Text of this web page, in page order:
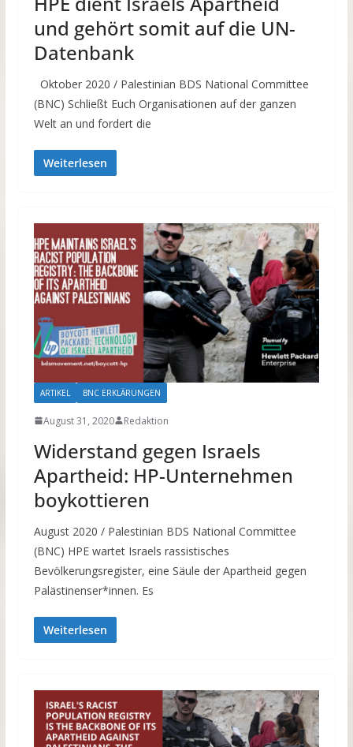
und gehört somit auf die UN-
Datenbank
Oktober 2020 / Palestinian BDS National Committee
(BNC) Schließt Euch Organisationen auf der ganzen
Welt an und fordert die
Weiterlesen
ARTIKEL BNC ERKLÄRUNGEN
August 31, 2020 Redaktion
Widerstand gegen Israels
Apartheid: HP-Unternehmen
boykottieren
August 2020 / Palestinian BDS National Committee
(BNC) HPE wartet Israels rassistisches
Bevölkerungsregister, eine Säule der Apartheid gegen
Palästinenser*innen. Es
Weiterlesen